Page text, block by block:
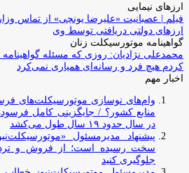
ارزهای نیمایی
فیلم | عصبانیت «علیرضا یونچی» از تماس
ارزهای دولتی دریافتی توسط وی
گواهینامه موتورسیکلت زنان
محمدعلی نژادیان: روزی که مسئله
کردم هیچ فرد و رسانه‌ای همیاری نمی‌کرد
اخبار مهم
وام‌های نوسازی موتورسیکلت‌های
در سال حدود ۱۹ سال طول می‌کشد
پیشنهاد مدیرمسئول
سخت رسیده است؛ از فروش و تردد
جلوگیری کنید